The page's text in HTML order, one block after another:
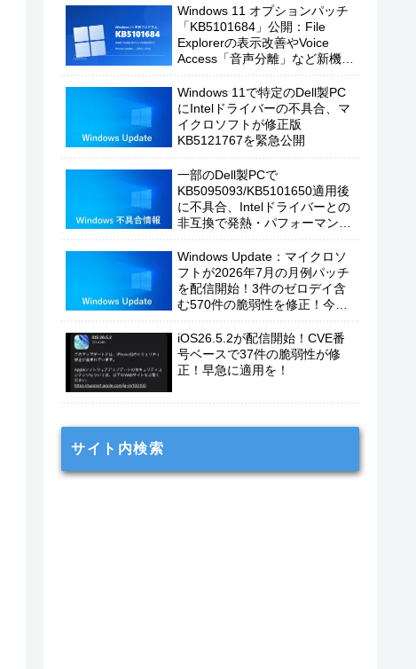
Windows 11 オプションパッチ
「KB5101684」公開：File
Explorerの表示改善やVoice
Access「音声分離」など新機能
Windows 11で特定のDell製PC
にIntelドライバーの不具合、マ
イクロソフトが修正版
KB5121767を緊急公開
一部のDell製PCで
KB5095093/KB5101650適用後
に不具合、Intelドライバーとの
非互換で発熱・パフォーマンス
Windows Update：マイクロソ
フトが2026年7月の月例パッチ
を配信開始！3件のゼロデイ含
む570件の脆弱性を修正！今す
iOS26.5.2が配信開始！CVE番
号ベースで37件の脆弱性が修
正！早急に適用を！
サイト内検索